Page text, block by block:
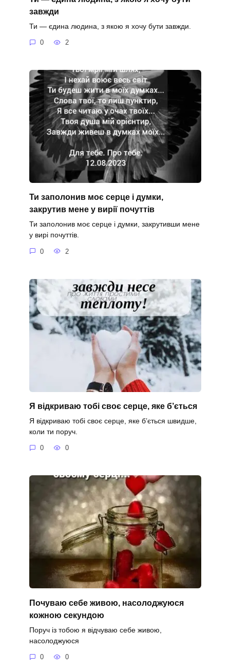
завжди
Ти — єдина людина, з якою я хочу бути завжди.
0 2
Ти заполонив моє серце і думки,
закрутив мене у вирії почуттів
Ти заполонив моє серце і думки, закрутивши мене
у вирі почуттів.
0 2
Я відкриваю тобі своє серце, яке б’ється
Я відкриваю тобі своє серце, яке б’ється швидше,
коли ти поруч.
0 0
Почуваю себе живою, насолоджуюся
кожною секундою
Поруч із тобою я відчуваю себе живою,
насолоджуюся
0 0